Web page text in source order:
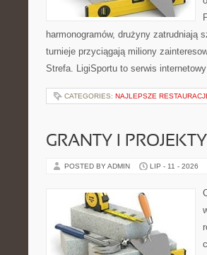
harmonogramów, drużyny zatrudniają
turnieje przyciągają miliony
Strefa. LigiSportu to serwis
CATEGORIES: NAJLEPSZE
GRANTY I PROJEKTY
POSTED BY ADMIN LIP - 11 - 2026